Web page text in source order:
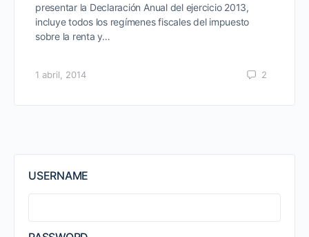
presentar la Declaración Anual del ejercicio 2013,
incluye todos los regímenes fiscales del impuesto
sobre la renta y…
1 abril, 2014 2
USERNAME